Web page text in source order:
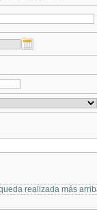
realizada más